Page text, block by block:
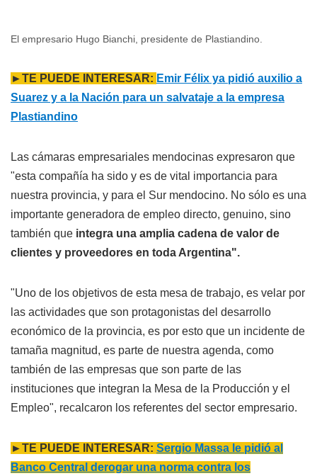
El empresario Hugo Bianchi, presidente de Plastiandino.
►TE PUEDE INTERESAR: Emir Félix ya pidió auxilio a
Suarez y a la Nación para un salvataje a la empresa
Plastiandino
Las cámaras empresariales mendocinas expresaron que
"esta compañía ha sido y es de vital importancia para
nuestra provincia, y para el Sur mendocino. No sólo es una
importante generadora de empleo directo, genuino, sino
también que integra una amplia cadena de valor de
clientes y proveedores en toda Argentina".
"Uno de los objetivos de esta mesa de trabajo, es velar por
las actividades que son protagonistas del desarrollo
económico de la provincia, es por esto que un incidente de
tamaña magnitud, es parte de nuestra agenda, como
también de las empresas que son parte de las
instituciones que integran la Mesa de la Producción y el
Empleo", recalcaron los referentes del sector empresario.
►TE PUEDE INTERESAR: Sergio Massa le pidió al
Banco Central derogar una norma contra los